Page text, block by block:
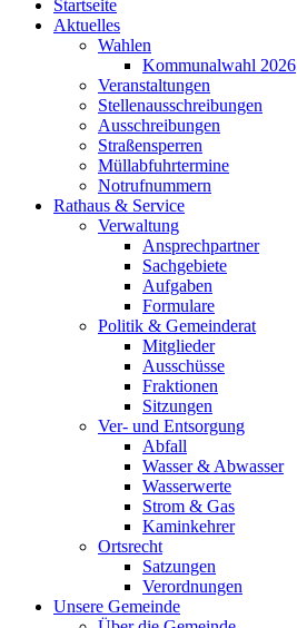
Startseite
Aktuelles
Wahlen
Kommunalwahl 2026
Veranstaltungen
Stellenausschreibungen
Ausschreibungen
Straßensperren
Müllabfuhrtermine
Notrufnummern
Rathaus & Service
Verwaltung
Ansprechpartner
Sachgebiete
Aufgaben
Formulare
Politik & Gemeinderat
Mitglieder
Ausschüsse
Fraktionen
Sitzungen
Ver- und Entsorgung
Abfall
Wasser & Abwasser
Wasserwerte
Strom & Gas
Kaminkehrer
Ortsrecht
Satzungen
Verordnungen
Unsere Gemeinde